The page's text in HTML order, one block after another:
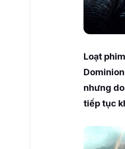
Loạt
nhưng
tiếp tục